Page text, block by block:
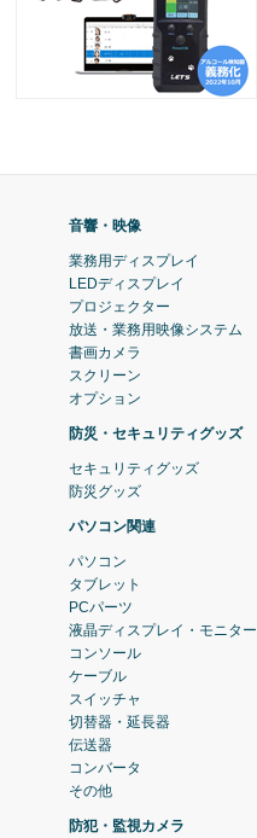
音響・映像
業務用ディスプレイ
LEDディスプレイ
プロジェクター
放送・業務用映像システム
書画カメラ
スクリーン
オプション
防災・セキュリティグッズ
セキュリティグッズ
防災グッズ
パソコン関連
パソコン
タブレット
PCパーツ
液晶ディスプレイ・モニター
コンソール
ケーブル
スイッチャ
切替器・延長器
伝送器
コンバータ
その他
防犯・監視カメラ